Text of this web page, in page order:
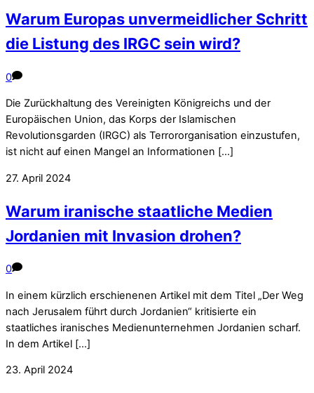
Warum Europas unvermeidlicher Schritt
die Listung des IRGC sein wird?
0
Die Zurückhaltung des Vereinigten Königreichs und der
Europäischen Union, das Korps der Islamischen
Revolutionsgarden (IRGC) als Terrororganisation einzustufen,
ist nicht auf einen Mangel an Informationen […]
27. April 2024
Warum iranische staatliche Medien
Jordanien mit Invasion drohen?
0
In einem kürzlich erschienenen Artikel mit dem Titel „Der Weg
nach Jerusalem führt durch Jordanien“ kritisierte ein
staatliches iranisches Medienunternehmen Jordanien scharf.
In dem Artikel […]
23. April 2024